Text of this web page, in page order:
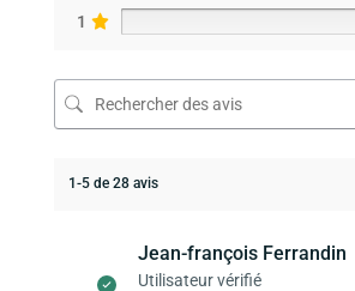
1
1-5 de 28 avis
Jean-françois Ferrandin
Utilisateur vérifié